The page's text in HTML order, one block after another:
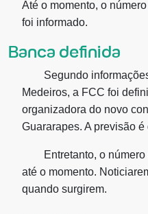
Até o momento, o
foi informado.
Banca definida
Segundo
Medeiros, a FCC foi
organizadora do novo
Guararapes. A previsão
Entretanto, o
até o momento.
quando surgirem.